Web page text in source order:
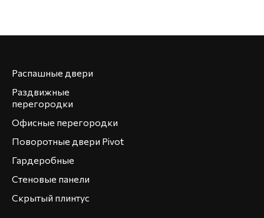
Распашные двери
Раздвижные
перегородки
Офисные перегородки
Поворотные двери Pivot
Гардеробные
Стеновые панели
Скрытый плинтус